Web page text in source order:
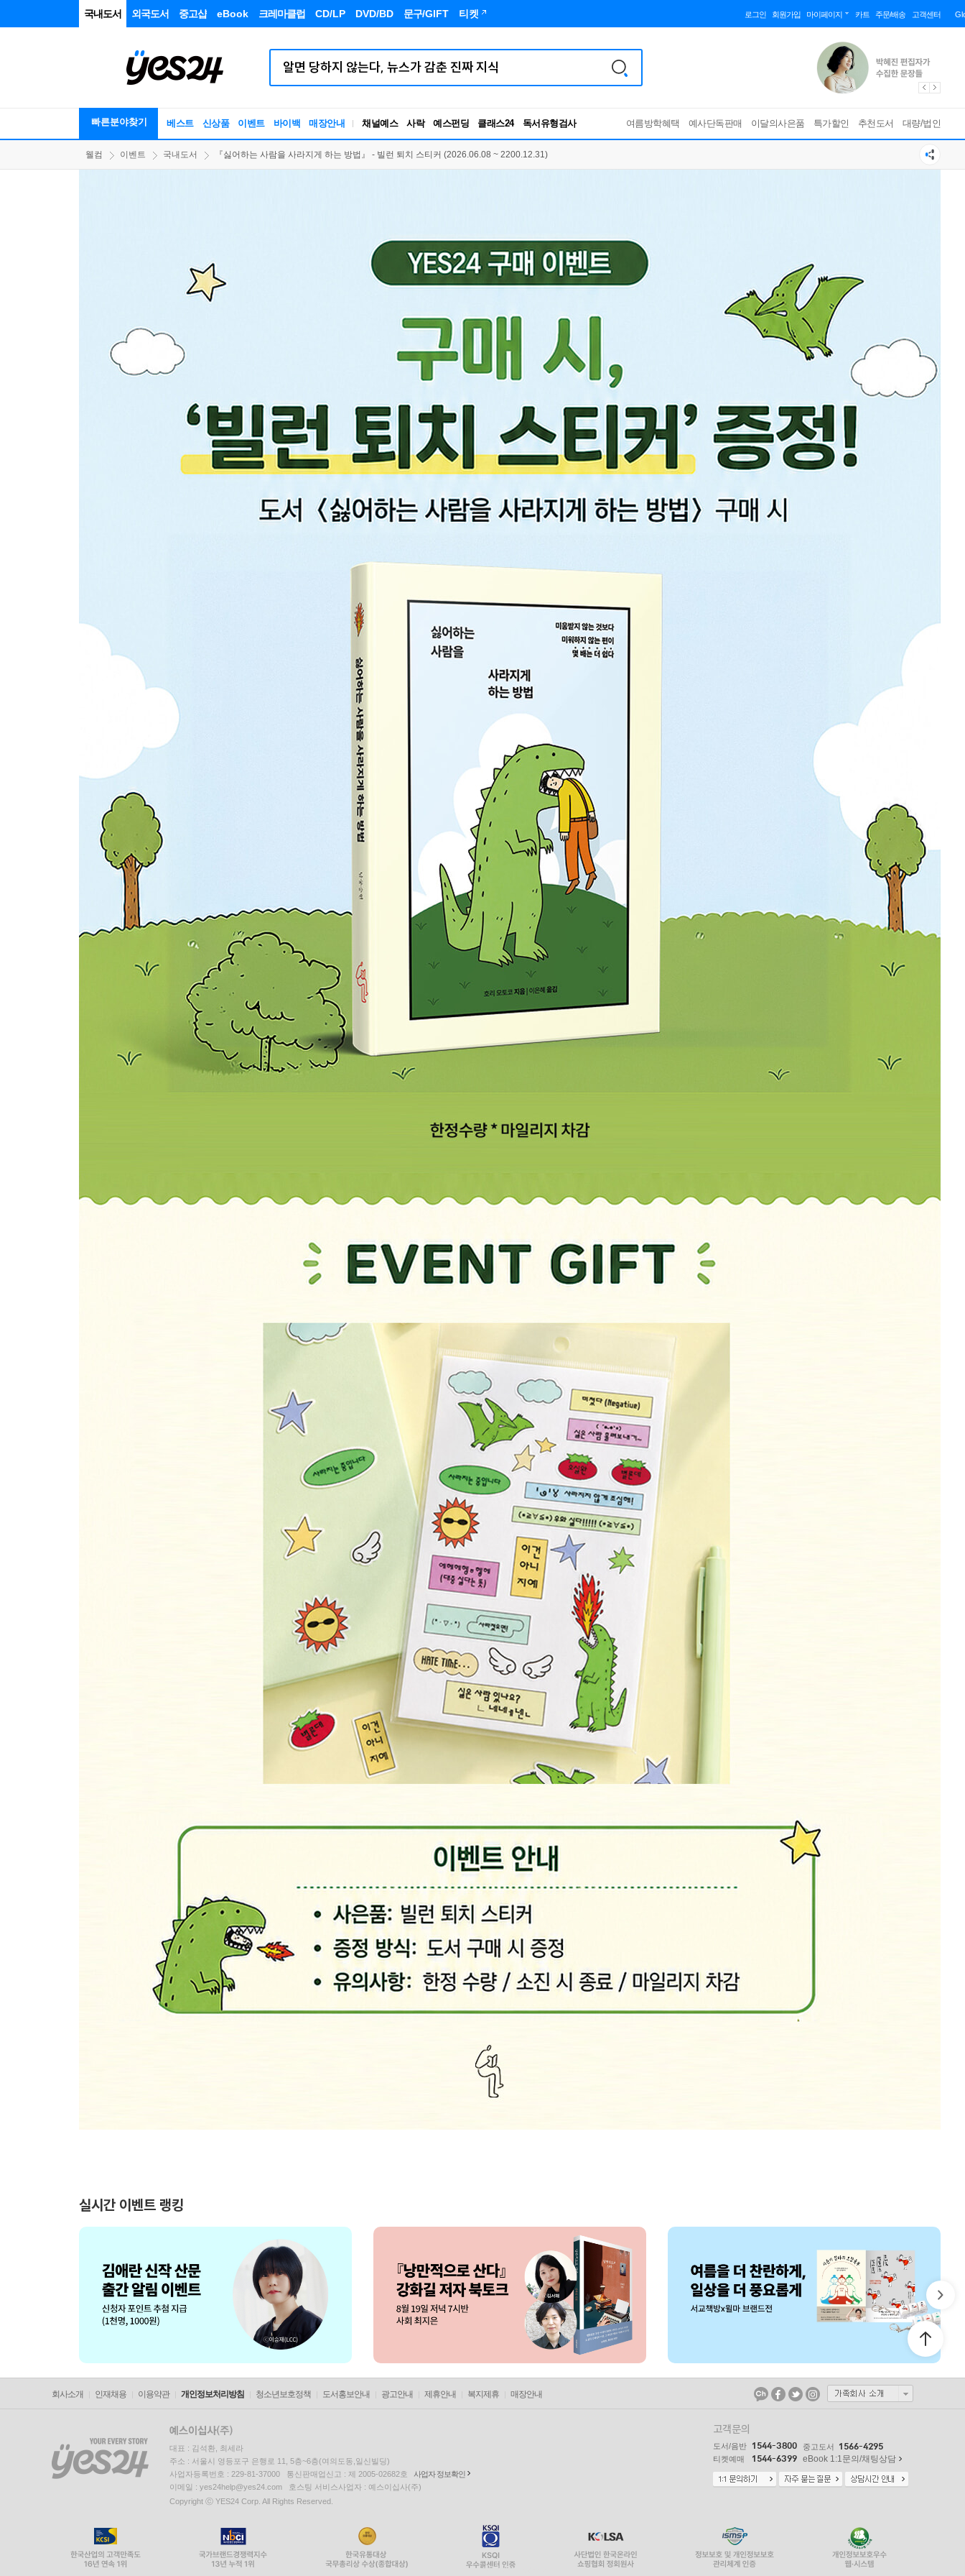
국내도서 외국도서 중고샵 eBook 크레마클럽 CD/LP DVD/BD 문구/GIFT 티켓 로그인 회원가입 마이페이지 카트 주문/배송 고객센터
빠른분야찾기 베스트 신상품 이벤트 바이백 매장안내 채널예스 사락 예스펀딩 클래스24
RBTI Lab
독서유형검사
여름방학혜택 예사단독판매 이달의사은품 특가할인 추천도서 대량/법인
웰컴 이벤트 국내도서 『싫어하는 사람을 사라지게 하는 방법』 - 빌런 퇴치 스티커 (2026.06.08 ~ 2200.12.31)
실시간 이벤트 랭킹
회사소개 인재채용 이용약관 개인정보처리방침 청소년보호정책 도서홍보안내 광고안내 제휴안내 복지제휴 매장안내
대표 : 김석환, 최세라
주소 : 서울시 영등포구 은행로 11, 5층~6층(여의도동,일신빌딩)
사업자등록번호 : 229-81-37000 통신판매업신고 : 제 2005-02682호
사업자 정보확인
이메일 : yes24help@yes24.com 호스팅 서비스사업자 : 예스이십사(주)
Copyright ⓒ YES24 Corp. All Rights Reserved.
고객문의
도서/음반 1544-3800 중고도서 1566-4295
티켓예매 1544-6399 eBook 1:1문의/채팅상담
PYEVENTWEB2